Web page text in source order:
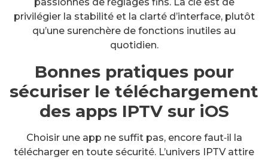
passionnés de réglages fins. La clé est de
privilégier la stabilité et la clarté d’interface, plutôt
qu’une surenchère de fonctions inutiles au
quotidien.
Bonnes pratiques pour
sécuriser le téléchargement
des apps IPTV sur iOS
Choisir une app ne suffit pas, encore faut‑il la
télécharger en toute sécurité. L’univers IPTV attire